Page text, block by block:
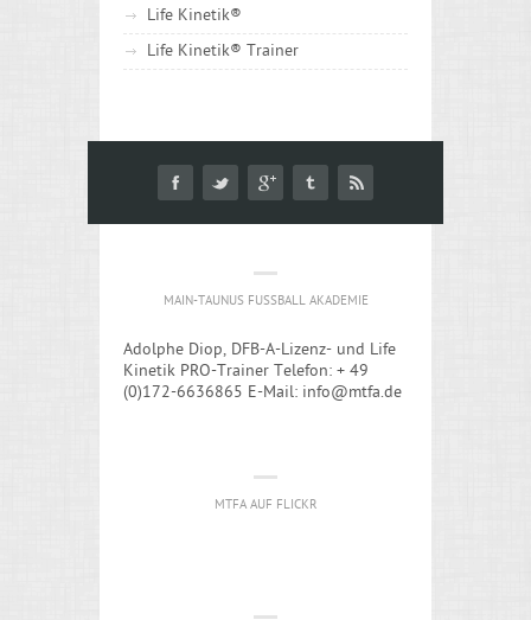
Life Kinetik®
Life Kinetik® Trainer
MAIN-TAUNUS FUSSBALL AKADEMIE
Adolphe Diop, DFB-A-Lizenz- und Life
Kinetik PRO-Trainer Telefon: + 49
(0)172-6636865 E-Mail: info@mtfa.de
MTFA AUF FLICKR